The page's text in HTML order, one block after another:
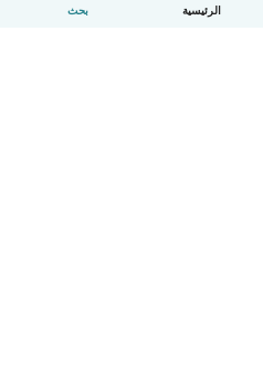
الرئيسية بحث